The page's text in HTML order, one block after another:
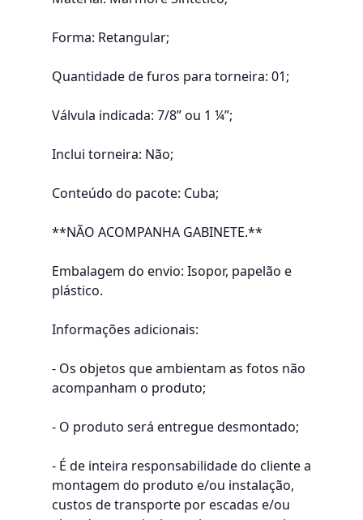
Forma: Retangular;
Quantidade de furos para torneira: 01;
Válvula indicada: 7/8” ou 1 ¼”;
Inclui torneira: Não;
Conteúdo do pacote: Cuba;
**NÃO ACOMPANHA GABINETE.**
Embalagem do envio: Isopor, papelão e
plástico.
Informações adicionais:
- Os objetos que ambientam as fotos não
acompanham o produto;
- O produto será entregue desmontado;
- É de inteira responsabilidade do cliente a
montagem do produto e/ou instalação,
custos de transporte por escadas e/ou